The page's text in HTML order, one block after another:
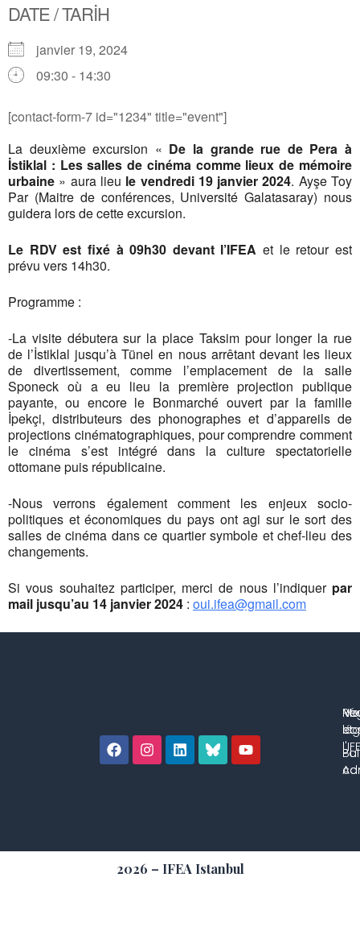
DATE / TARİH
janvier 19, 2024
09:30 - 14:30
[contact-form-7 id="1234" title="event"]
La deuxième excursion « De la grande rue de Pera à
İstiklal : Les salles de cinéma comme lieux de mémoire
urbaine » aura lieu le vendredi 19 janvier 2024. Ayşe Toy
Par (Maitre de conférences, Université Galatasaray) nous
guidera lors de cette excursion.
Le RDV est fixé à 09h30 devant l’IFEA et le retour est
prévu vers 14h30.
Programme :
-La visite débutera sur la place Taksim pour longer la rue
de l’İstiklal jusqu’à Tünel en nous arrêtant devant les lieux
de divertissement, comme l’emplacement de la salle
Sponeck où a eu lieu la première projection publique
payante, ou encore le Bonmarché ouvert par la famille
İpekçi, distributeurs des phonographes et d’appareils de
projections cinématographiques, pour comprendre comment
le cinéma s’est intégré dans la culture spectatorielle
ottomane puis républicaine.
-Nous verrons également comment les enjeux socio-
politiques et économiques du pays ont agi sur le sort des
salles de cinéma dans ce quartier symbole et chef-lieu des
changements.
Si vous souhaitez participer, merci de nous l’indiquer par
mail jusqu’au 14 janvier 2024 : oui.ifea@gmail.com
et
2026 – IFEA Istanbul